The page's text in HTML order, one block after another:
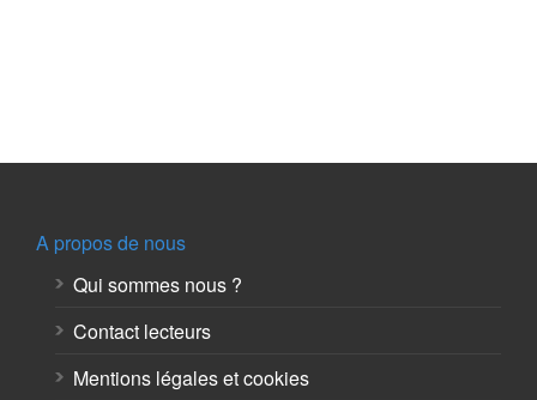
A propos de nous
Qui sommes nous ?
Contact lecteurs
Mentions légales et cookies